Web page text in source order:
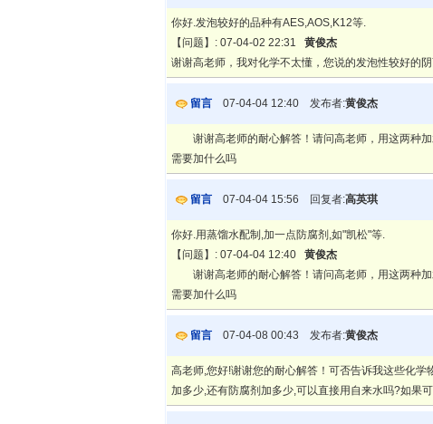
你好.发泡较好的品种有AES,AOS,K12等.
【问题】: 07-04-02 22:31 黄俊杰
谢谢高老师，我对化学不太懂，您说的发泡性较好的
留言 07-04-04 12:40 发布者:黄俊杰
谢谢高老师的耐心解答！请问高老师，用这两种加
需要加什么吗
留言 07-04-04 15:56 回复者:高英琪
你好.用蒸馏水配制,加一点防腐剂,如"凯松"等.
【问题】: 07-04-04 12:40 黄俊杰
谢谢高老师的耐心解答！请问高老师，用这两种加
需要加什么吗
留言 07-04-08 00:43 发布者:黄俊杰
高老师,您好!谢谢您的耐心解答！可否告诉我这些化
加多少,还有防腐剂加多少,可以直接用自来水吗?如果